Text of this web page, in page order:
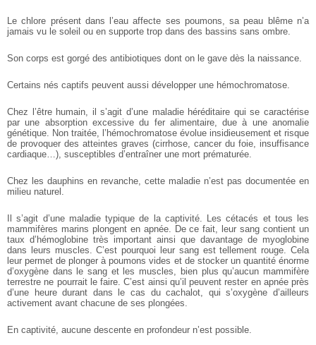
Le chlore présent dans l’eau affecte ses poumons, sa peau blême n’a
jamais vu le soleil ou en supporte trop dans des bassins sans ombre.
Son corps est gorgé des antibiotiques dont on le gave dès la naissance.
Certains nés captifs peuvent aussi développer une hémochromatose.
Chez l’être humain, il s’agit d’une maladie héréditaire qui se caractérise
par une absorption excessive du fer alimentaire, due à une anomalie
génétique. Non traitée, l’hémochromatose évolue insidieusement et risque
de provoquer des atteintes graves (cirrhose, cancer du foie, insuffisance
cardiaque…), susceptibles d’entraîner une mort prématurée.
Chez les dauphins en revanche, cette maladie n’est pas documentée en
milieu naturel.
Il s’agit d’une maladie typique de la captivité. Les cétacés et tous les
mammifères marins plongent en apnée. De ce fait, leur sang contient un
taux d’hémoglobine très important ainsi que davantage de myoglobine
dans leurs muscles. C’est pourquoi leur sang est tellement rouge. Cela
leur permet de plonger à poumons vides et de stocker un quantité énorme
d’oxygène dans le sang et les muscles, bien plus qu’aucun mammifère
terrestre ne pourrait le faire. C’est ainsi qu’il peuvent rester en apnée près
d’une heure durant dans le cas du cachalot, qui s’oxygène d’ailleurs
activement avant chacune de ses plongées.
En captivité, aucune descente en profondeur n’est possible.